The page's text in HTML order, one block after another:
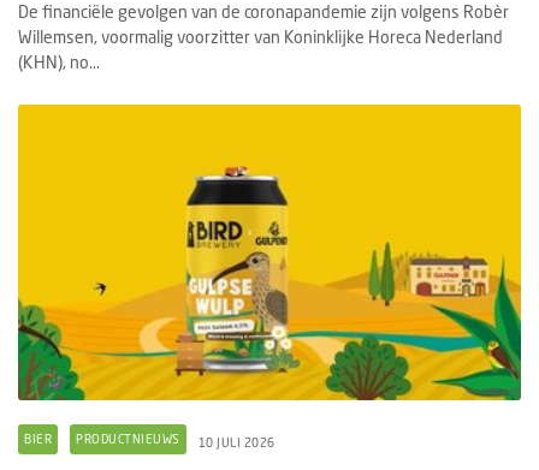
De financiële gevolgen van de coronapandemie zijn volgens Robèr
Willemsen, voormalig voorzitter van Koninklijke Horeca Nederland
(KHN), no...
BIER PRODUCTNIEUWS 10 JULI 2026